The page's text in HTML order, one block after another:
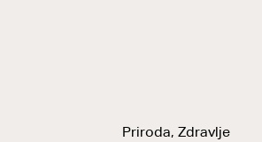
Priroda, Zdravlje